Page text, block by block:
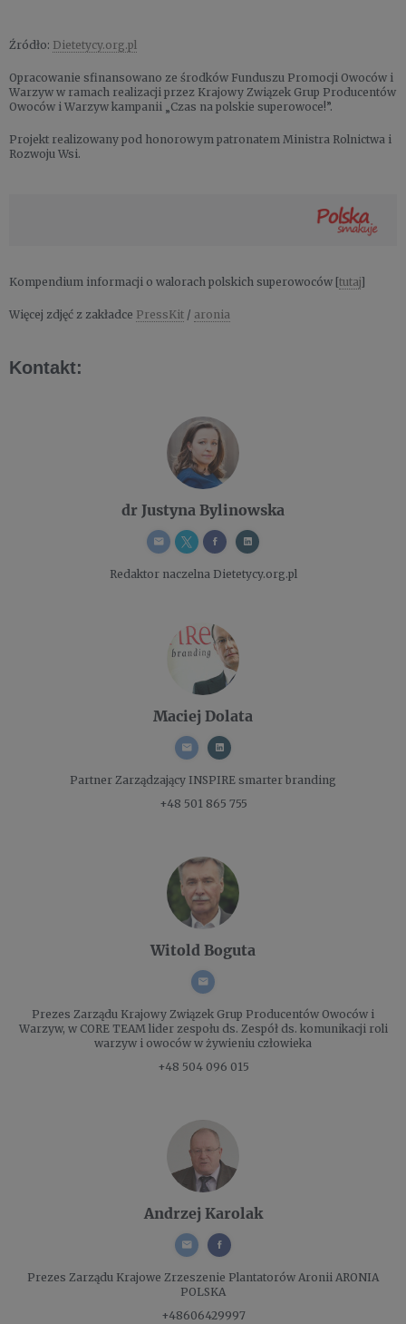
Źródło: Dietetycy.org.pl
Opracowanie sfinansowano ze środków Funduszu Promocji Owoców i
Warzyw w ramach realizacji przez Krajowy Związek Grup Producentów
Owoców i Warzyw kampanii „Czas na polskie superowoce!”.
Projekt realizowany pod honorowym patronatem Ministra Rolnictwa i
Rozwoju Wsi.
Kompendium informacji o walorach polskich superowoców [tutaj]
Więcej zdjęć z zakładce PressKit / aronia
Kontakt:
dr Justyna Bylinowska
Redaktor naczelnaDietetycy.org.pl
Maciej Dolata
Partner Zarządzający INSPIRE smarter branding
+48 501 865 755
Witold Boguta
Prezes Zarządu Krajowy Związek Grup Producentów Owoców i
Warzyw, w CORE TEAM lider zespołu ds. Zespół ds. komunikacji roli
warzyw i owoców w żywieniu człowieka
+48 504 096 015
Andrzej Karolak
Prezes Zarządu Krajowe Zrzeszenie Plantatorów Aronii ARONIA
POLSKA
+48606429997